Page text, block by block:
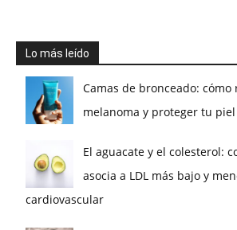
Lo más leído
Camas de bronceado:
melanoma y proteger tu piel
El aguacate y el colesterol:
asocia a LDL más bajo y
cardiovascular